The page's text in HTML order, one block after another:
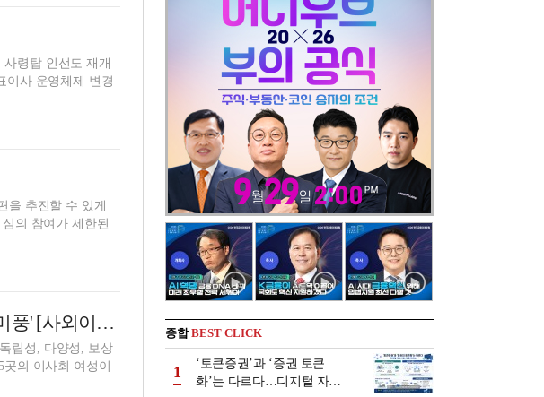
령탑 인선도 재개
이사 운영체제 변경
을 추진할 수 있게
의 참여가 제한된
톱25 증권사 여성이사 14% 그쳐…女 사외이사도 '미풍' [사외이사 줌人 (2)]
립성, 다양성, 보상
의 이사회 여성이
종합BEST CLICK
1
‘토큰증권’과 ‘증권 토큰
화’는 다르다…디지털 자본